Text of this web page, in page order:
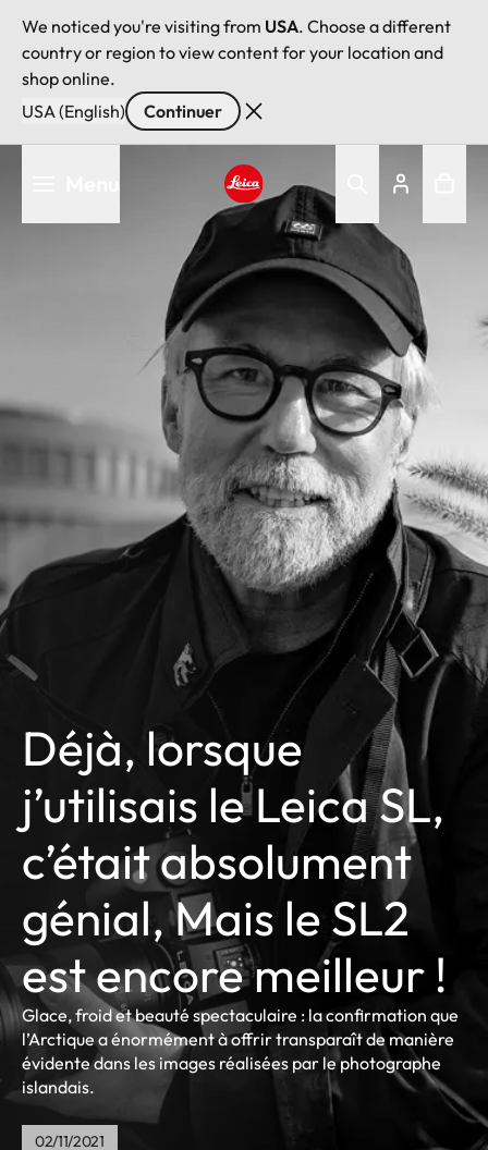
We noticed you're visiting from USA. Choose a different
country or region to view content for your location and
shop online.
USA (English)
Continuer
Leica logo - Home
Déjà, lorsque
j’utilisais le Leica SL,
c’était absolument
génial, Mais le SL2
est encore meilleur !
Glace, froid et beauté spectaculaire : la confirmation que
l’Arctique a énormément à offrir transparaît de manière
évidente dans les images réalisées par le photographe
islandais.
02/11/2021